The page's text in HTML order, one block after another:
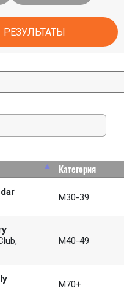
РЕЗУЛЬТАТЫ
Категория
M30-39
M40-49
M70+